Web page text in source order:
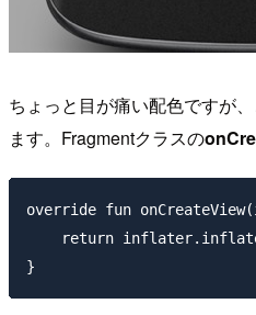
ちょっと目が痛い配色ですが
ます。Fragmentクラスの
override fun
return